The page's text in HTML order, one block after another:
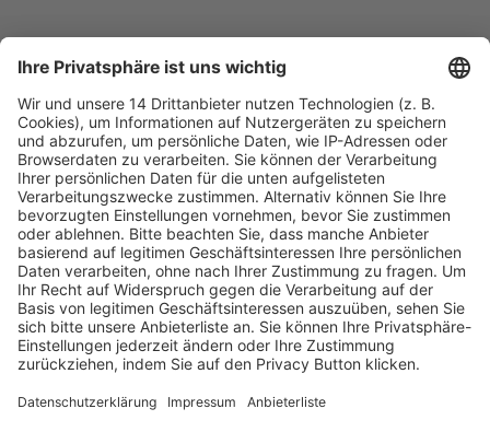
Fachmedien Recht und Wirtschaft
Ein Fachbereich der
dfv Mediengruppe
Mainzer Landstr. 251
60326 Frankfurt am Main
E-Mail:info@ruw.de
Web:https://www.ruw.de